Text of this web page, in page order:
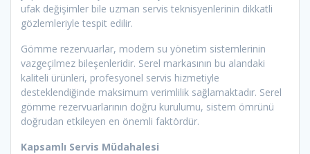
ufak değişimler bile uzman servis teknisyenlerinin dikkatli
gözlemleriyle tespit edilir.
Gömme rezervuarlar, modern su yönetim sistemlerinin
vazgeçilmez bileşenleridir. Serel markasının bu alandaki
kaliteli ürünleri, profesyonel servis hizmetiyle
desteklendiğinde maksimum verimlilik sağlamaktadır. Serel
gömme rezervuarlarının doğru kurulumu, sistem ömrünü
doğrudan etkileyen en önemli faktördür.
Kapsamlı Servis Müdahalesi